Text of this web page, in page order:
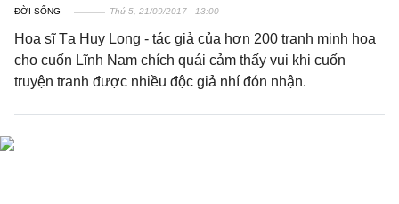
ĐỜI SỐNG Thứ 5, 21/09/2017 | 13:00
Họa sĩ Tạ Huy Long - tác giả của hơn 200 tranh minh họa
cho cuốn Lĩnh Nam chích quái cảm thấy vui khi cuốn
truyện tranh được nhiều độc giả nhí đón nhận.